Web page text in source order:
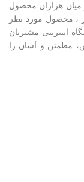
ميان هزاران محصول
، محصول مورد نظر
اینترنتی مشتريان
مطمئن و آسان را